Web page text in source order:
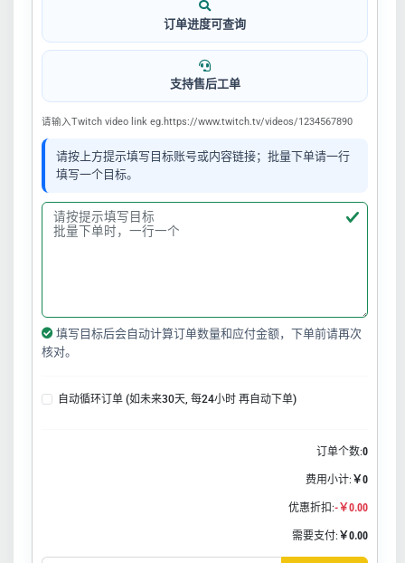
订单进度可查询
支持售后工单
请输入Twitch video link eg.https://www.twitch.tv/videos/1234567890
请按上方提示填写目标账号或内容链接；批量下单请一行
填写一个目标。
填写目标后会自动计算订单数量和应付金额，下单前请再次
核对。
自动循环订单 (如未来30天, 每24小时 再自动下单)
订单个数:0
费用小计: ￥0
优惠折扣:-￥0.00
需要支付: ￥0.00